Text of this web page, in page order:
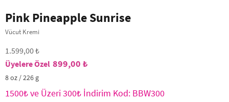
Pink Pineapple Sunrise
Vücut Kremi
1.599,00 ₺
899,00 ₺
8 oz / 226 g
1500₺ ve Üzeri 300₺ İndirim Kod: BBW300